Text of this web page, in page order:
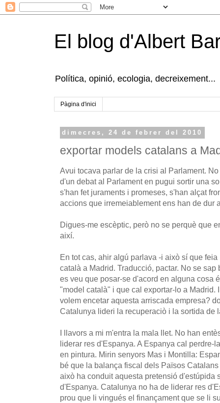
El blog d'Albert
Política, opinió, ecologia, decreixement...
Pàgina d'inici
dimecres, 24 de febrer del 2010
exportar models catalans a
Avui tocava parlar de la crisi al Parlament.
d'un debat al Parlament en pugui sortir una
s'han fet juraments i promeses, s'han alçat
accions que irremeiablement ens han de dur
Digues-me escèptic, però no se perquè que
així.
En tot cas, ahir algú parlava -i això sí que
català a Madrid. Traducció, pactar. No se
es veu que posar-se d'acord en alguna cosa
"model català" i que cal exportar-lo a Madrid.
volem encetar aquesta arriscada empresa?
Catalunya lideri la recuperaciò i la sortida de
I llavors a mi m'entra la mala llet. No han
liderar res d'Espanya. A Espanya cal perdre-
en pintura. Mirin senyors Mas i Montilla:
bé que la balança fiscal dels Països
això ha conduit aquesta pretensió d'estúpida
d'Espanya. Catalunya no ha de liderar res
prou que li vingués el finançament que se li